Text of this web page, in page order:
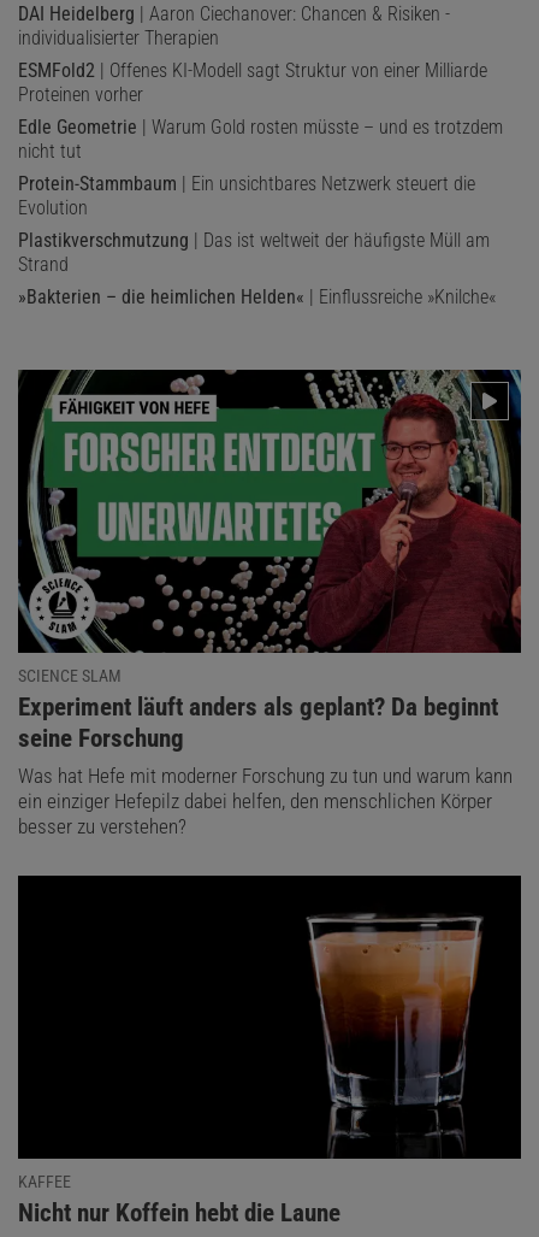
DAI Heidelberg | Aaron Ciechanover: Chancen & Risiken ­
individualisierter Therapien
ESMFold2 | Offenes KI-Modell sagt Struktur von einer Milliarde
Proteinen vorher
Edle Geometrie | Warum Gold rosten müsste – und es trotzdem
nicht tut
Protein-Stammbaum | Ein unsichtbares Netzwerk steuert die
Evolution
Plastikverschmutzung | Das ist weltweit der häufigste Müll am
Strand
»Bakterien – die heimlichen Helden« | Einflussreiche »Knilche«
SCIENCE SLAM
:
Experiment läuft anders als geplant? Da beginnt
seine Forschung
Was hat Hefe mit moderner Forschung zu tun und warum kann
ein einziger Hefepilz dabei helfen, den menschlichen Körper
besser zu verstehen?
KAFFEE
:
Nicht nur Koffein hebt die Laune